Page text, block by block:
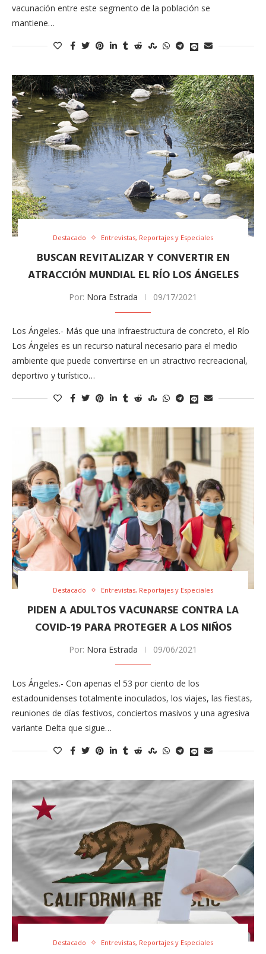
vacunación entre este segmento de la población se
mantiene…
Destacado Entrevistas, Reportajes y Especiales
BUSCAN REVITALIZAR Y CONVERTIR EN
ATRACCIÓN MUNDIAL EL RÍO LOS ÁNGELES
Por: Nora Estrada 09/17/2021
Los Ángeles.- Más que una infraestructura de concreto, el Río
Los Ángeles es un recurso natural necesario para el medio
ambiente que puede convertirse en un atractivo ​recreacional,
deportivo y turístico…
Destacado Entrevistas, Reportajes y Especiales
PIDEN A ADULTOS VACUNARSE CONTRA LA
COVID-19 PARA PROTEGER A LOS NIÑOS
Por: Nora Estrada 09/06/2021
Los Ángeles.- Con apenas el 53 por ciento de los
estadounidenses totalmente inoculados, los viajes, las fiestas,
reuniones de días festivos, conciertos masivos y una agresiva
variante Delta que sigue…
Destacado Entrevistas, Reportajes y Especiales